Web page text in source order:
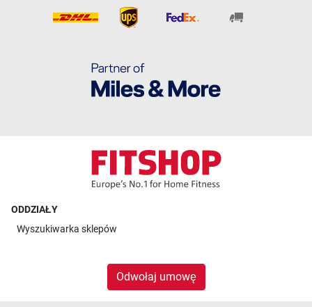
ODDZIAŁY
Wyszukiwarka sklepów
Odwołaj umowę